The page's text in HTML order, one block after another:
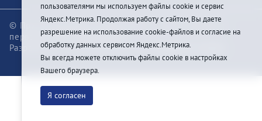
© При цитировании информации с сайта ссылка на
первоисточник обязательна
Разработка и техподдержка сайтаPragmatic Studio
пользователями мы используем файлы cookie и сервис
Яндекс.Метрика. Продолжая работу с сайтом, Вы даете
разрешение на использование cookie-файлов и согласие на
обработку данных сервисом Яндекс.Метрика.
Вы всегда можете отключить файлы cookie в настройках
Вашего браузера.
Я согласен